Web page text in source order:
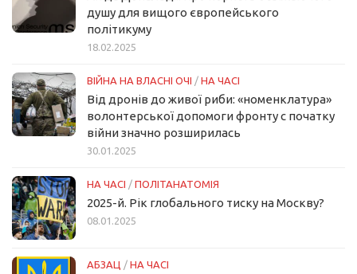
душу для вищого європейського
політикуму
18.02.2025
ВІЙНА НА ВЛАСНІ ОЧІ / НА ЧАСІ
Від дронів до живої риби: «номенклатура»
волонтерської допомоги фронту с початку
війни значно розширилась
30.01.2025
НА ЧАСІ / ПОЛІТАНАТОМІЯ
2025-й. Рік глобального тиску на Москву?
08.01.2025
АБЗАЦ / НА ЧАСІ